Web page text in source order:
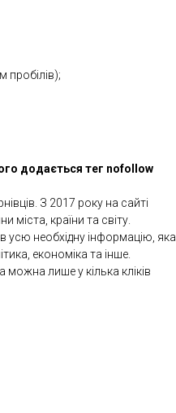
пробілів);
додається тег nofollow
З 2017 року на сайті
міста, країни та світу.
усю необхідну інформацію, яка
економіка та інше.
лише у кілька кліків